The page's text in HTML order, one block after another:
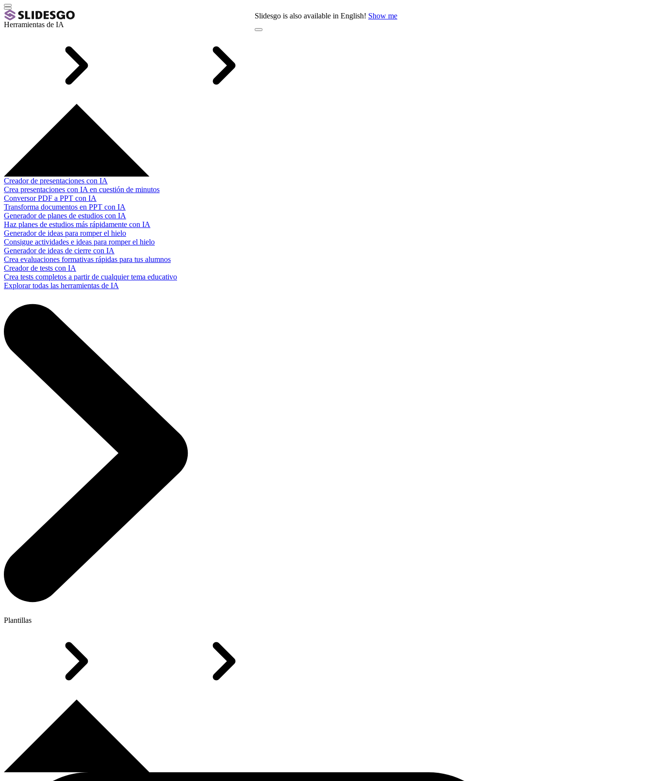
Slidesgo is also available in English! Show me
Herramientas de IA
Creador de presentaciones con IA
Crea presentaciones con IA en cuestión de minutos
Conversor PDF a PPT con IA
Transforma documentos en PPT con IA
Generador de planes de estudios con IA
Haz planes de estudios más rápidamente con IA
Generador de ideas para romper el hielo
Consigue actividades e ideas para romper el hielo
Generador de ideas de cierre con IA
Crea evaluaciones formativas rápidas para tus alumnos
Creador de tests con IA
Crea tests completos a partir de cualquier tema educativo
Explorar todas las herramientas de IA
Plantillas